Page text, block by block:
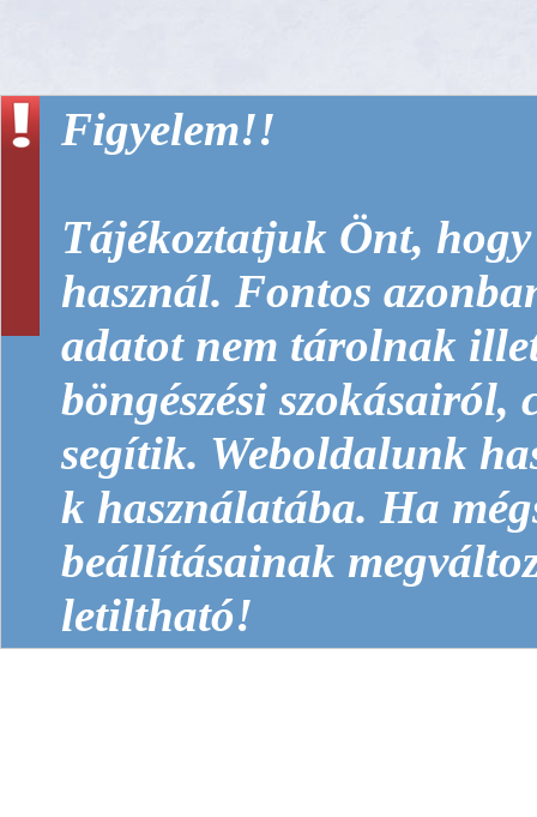
Figyelem!!
Tájékoztatjuk Önt,
használ. Fontos
adatot nem tárolnak
böngészési
segítik. Weboldalunk
k használatába. Ha
beállításainak
letiltható!